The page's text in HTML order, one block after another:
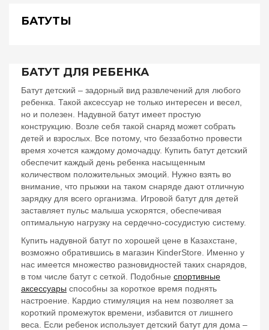
БАТУТЫ
БАТУТ ДЛЯ РЕБЕНКА
Батут детский – задорный вид развлечений для любого
ребенка. Такой аксессуар не только интересен и весел,
но и полезен. Надувной батут имеет простую
конструкцию. Возле себя такой снаряд может собрать
детей и взрослых. Все потому, что беззаботно провести
время хочется каждому домочадцу. Купить батут детский
обеспечит каждый день ребенка насыщенным
количеством положительных эмоций. Нужно взять во
внимание, что прыжки на таком снаряде дают отличную
зарядку для всего организма. Игровой батут для детей
заставляет пульс малыша ускорятся, обеспечивая
оптимальную нагрузку на сердечно-сосудистую систему.
Купить надувной батут по хорошей цене в Казахстане,
возможно обратившись в магазин KinderStore. Именно у
нас имеется множество разновидностей таких снарядов,
в том числе батут с сеткой. Подобные спортивные
аксессуары способны за короткое время поднять
настроение. Кардио стимуляция на нем позволяет за
короткий промежуток времени, избавится от лишнего
веса. Если ребенок использует детский батут для дома –